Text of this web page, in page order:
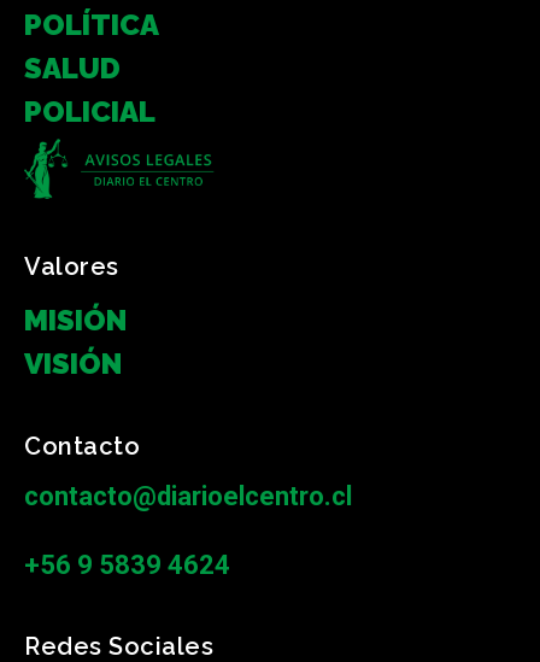
POLÍTICA
SALUD
POLICIAL
Valores
MISIÓN
VISIÓN
Contacto
contacto@diarioelcentro.cl
+56 9 5839 4624
Redes Sociales